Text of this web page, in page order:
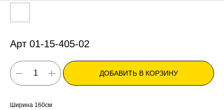
Арт 01-15-405-02
ДОБАВИТЬ В КОРЗИНУ
Ширина 160см